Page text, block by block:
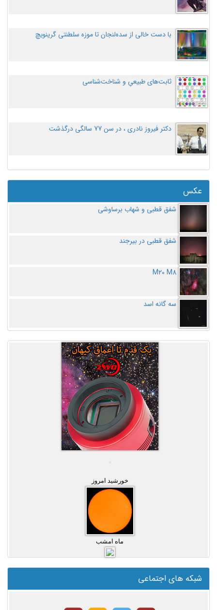
با دست خالی از سده‌لنجان تا موزه سلطنتی گرینویچ
ثابت‌های طبیعیِ و شناخت‌شناسی
دکتر فیروز نادری ، در سن 77 سالگی درگذشت
عکس
شفق قطبی و شهاب برساوشی
شفق قطبی در بیرجند
M20 M8
سه گانه اسد
خورشید امروز
ماه امشب
شبکه های اجتماعی